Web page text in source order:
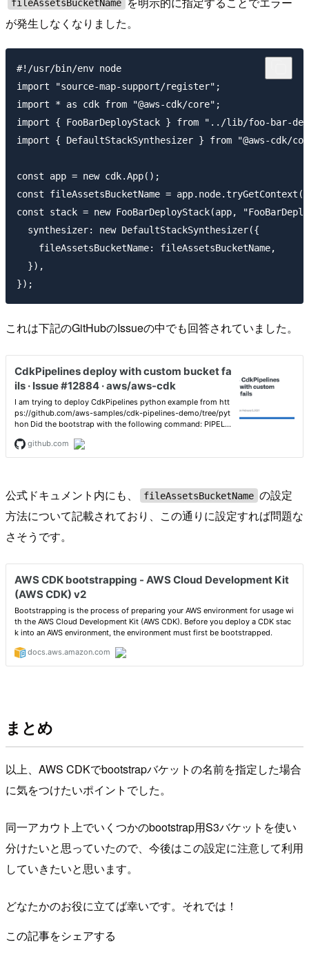
fileAssetsBucketName
が発生しなくなりました。
#!/usr/bin/env node
import "source-map-support/register";
import * as cdk from "@aws-cdk/core";
import { FooBarDeployStack } from "../lib/foo-bar-
import { DefaultStackSynthesizer } from "@aws-cdk/
const app = new cdk.App();
const fileAssetsBucketName =
const stack = new FooBarDeployStack(app,
  synthesizer: new DefaultStackSynthesizer({
    fileAssetsBucketName: fileAssetsBucketName,
  }),
これは下記のGitHubのIssueの中でも回答されていました。
公式ドキュメント内にも、 fileAssetsBucketName の設定
方法について記載されており、この通りに設定すれば問題な
さそうです。
まとめ
以上、AWS CDKでbootstrapバケットの名前を指定した場合
に気をつけたいポイントでした。
同一アカウト上でいくつかのbootstrap用S3バケットを使い
分けたいと思っていたので、今後はこの設定に注意して利用
していきたいと思います。
どなたかのお役に立てば幸いです。それでは！
この記事をシェアする